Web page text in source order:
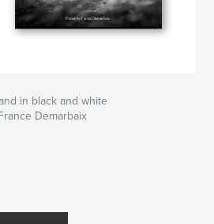
in black and white
Demarbaix